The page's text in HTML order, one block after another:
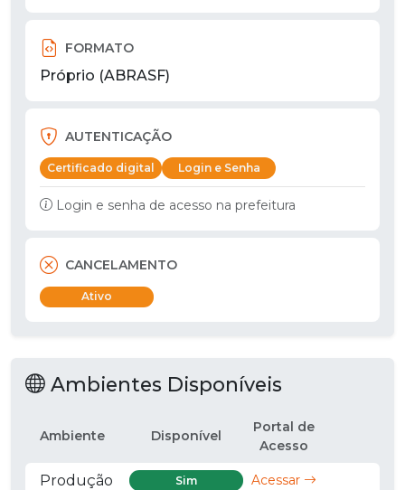
FORMATO
Próprio (ABRASF)
AUTENTICAÇÃO
Certificado digital Login e Senha
Login e senha de acesso na prefeitura
CANCELAMENTO
Ativo
Ambientes Disponíveis
Ambiente Disponível
Portal de
Acesso
Produção Sim Acessar